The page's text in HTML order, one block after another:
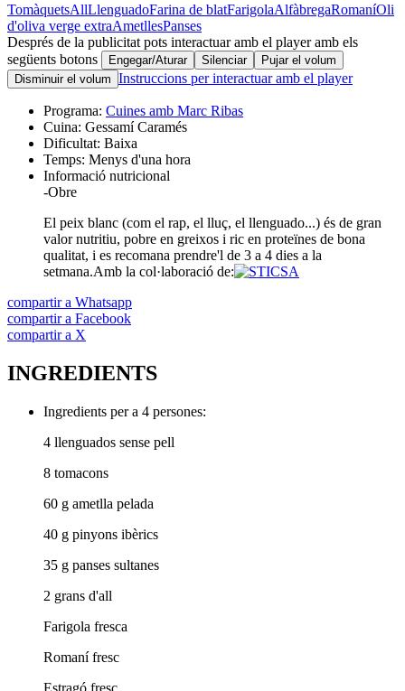
TomàquetsAllLlenguadoFarina de blatFarigolaAlfàbregaRomaníOli
d'oliva verge extraAmetllesPanses
Després de la publicitat pots interactuar amb el player amb els
següents botons
Engegar/Aturar Silenciar
Pujar el volum
Disminuir el volum Instruccions per interactuar amb el player
Programa: Cuines amb Marc Ribas
Cuina: Gessamí Caramés
Dificultat: Baixa
Temps: Menys d'una hora
Informació nutricional
-Obre
El peix blanc (com el rap, el lluç, el llenguado...) és de gran
valor nutritiu, pobre en greixos i ric en proteïnes de bona
qualitat, i es recomana prendre'l de 3 a 4 dies a la
setmana.Amb la col·laboració de:
compartir a Whatsapp
compartir a Facebook
compartir a X
INGREDIENTS
Ingredients per a 4 persones:
4 llenguados sense pell
8 tomacons
60 g ametlla pelada
40 g pinyons ibèrics
35 g panses sultanes
2 grans d'all
Farigola fresca
Romaní fresc
Estragó fresc